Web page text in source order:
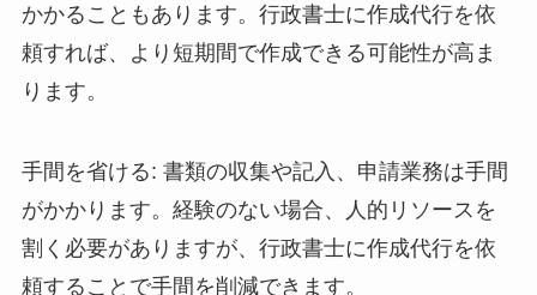
かかることもあります。行政書士に作成代行を依
頼すれば、より短期間で作成できる可能性が高ま
ります。
手間を省ける: 書類の収集や記入、申請業務は手間
がかかります。経験のない場合、人的リソースを
割く必要がありますが、行政書士に作成代行を依
頼することで手間を削減できます。